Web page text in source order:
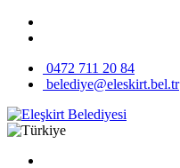
0472 711 20 84
belediye@eleskirt.bel.tr